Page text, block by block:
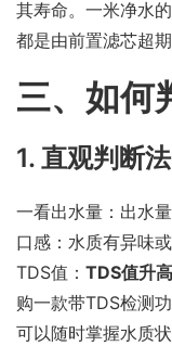
其寿命。一米净水
都是由前置滤芯超期
三、如何
1. 直观判断法
一看出水量：出水
口感：水质有异味
TDS值： TDS值升
购一款带TDS检测
可以随时掌握水质状